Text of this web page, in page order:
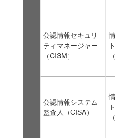
公認情報セキュリ
ティマネージャー
（CISM）
公認情報システム
監査人（CISA）